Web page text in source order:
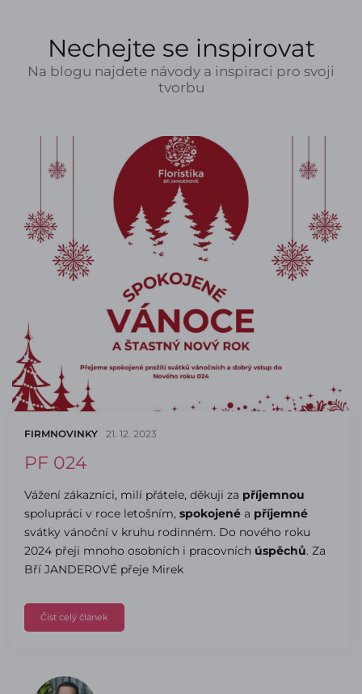
Nechejte se inspirovat
Na blogu najdete návody a inspiraci pro svoji
tvorbu
FIRMNOVINKY 21. 12. 2023
PF 024
Vážení zákazníci, milí přátele, děkuji za příjemnou
spolupráci v roce letošním, spokojené a příjemné
svátky vánoční v kruhu rodinném. Do nového roku
2024 přeji mnoho osobních i pracovních úspěchů. Za
Bří JANDEROVÉ přeje Mirek
Číst celý článek